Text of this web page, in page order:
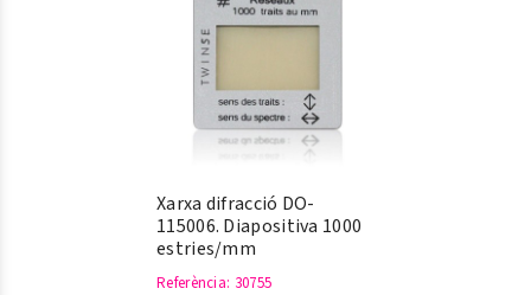
Xarxa difracció DO-
115006. Diapositiva 1000
estries/mm
Referència: 30755